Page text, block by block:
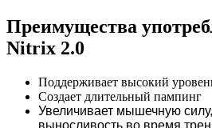
Преимущества
Nitrix 2.0
Поддерживает высокий
Создает длительный пампинг
Увеличивает мышечную
выносливость во время